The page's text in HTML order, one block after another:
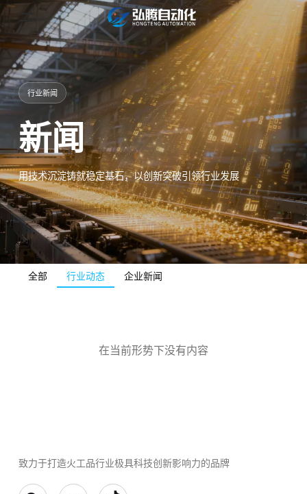
行业新闻
新闻
用技术沉淀铸就稳定基石，以创新突破引领行业发展
全部 行业动态 企业新闻
在当前形势下没有内容
致力于打造火工品行业极具科技创新影响力的品牌